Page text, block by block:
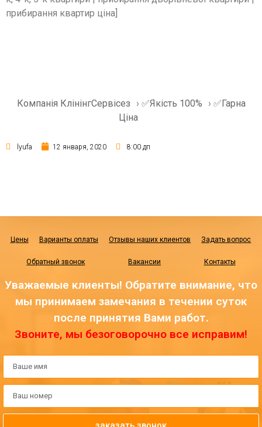
прибирання квартир ціна]
Компанія КлінінгСервісез › ✅Якість 100% › ✅Гарна
Ціна
lyufa 12 января, 2020 8:00 дп
Цены Варианты оплаты Отзывы наших клиентов Задать вопрос
Обратный звонок Вакансии Контакты
Уважаемые клиенты! Обратите внимание, что
мы принимаем замечания в течении суток
после принятия Вами работ.
Звоните, мы безоговорочно все исправим!